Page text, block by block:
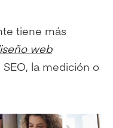
tiene más
web
la medición o